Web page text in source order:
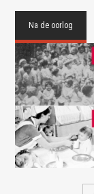
Na de oorlog